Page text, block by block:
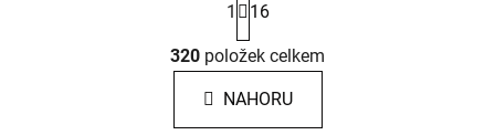
Ovládací prvky výpisu
1 16
320 položek celkem
NAHORU